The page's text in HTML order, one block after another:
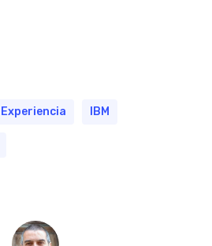
Experiencia IBM